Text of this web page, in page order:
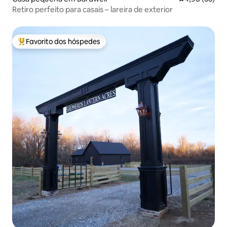
Retiro perfeito para casais – lareira de exterior
Favoritos dos hóspedes mais apreciados
Favorito dos hóspedes